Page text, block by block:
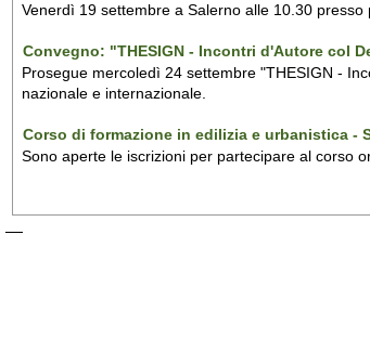
Venerdì 19 settembre a Salerno alle 10.30
Convegno: "THESIGN - Incontri d'Autore col
Prosegue mercoledì 24 settembre "THESIGN -
nazionale e internazionale.
Corso di formazione in edilizia e urbanistica -
Sono aperte le iscrizioni per partecipare al corso